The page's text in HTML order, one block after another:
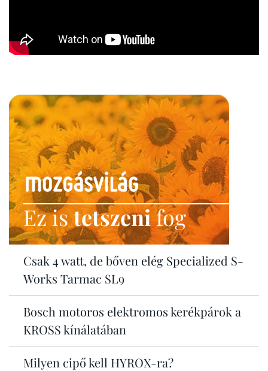
Ez istetszenifog
Csak 4 watt, de bőven elég Specialized S-
Works Tarmac SL9
Bosch motoros elektromos kerékpárok a
KROSS kínálatában
Milyen cipő kell HYROX-ra?